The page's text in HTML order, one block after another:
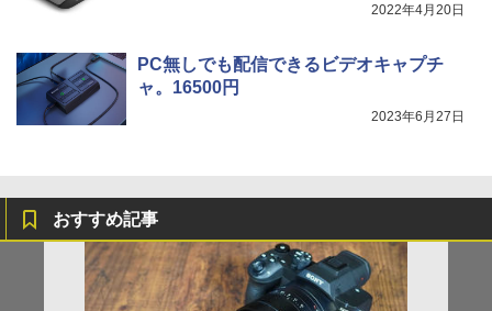
2022年4月20日
PC無しでも配信できるビデオキャプチ
ャ。16500円
2023年6月27日
おすすめ記事